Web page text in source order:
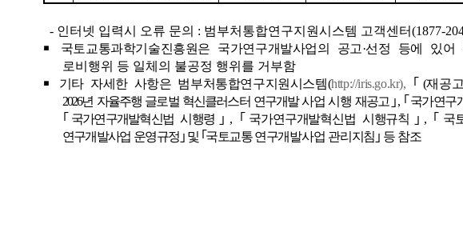
- 인터넷 입력시 오류 문의 : 범부처통합연구지원시스템 고객센터(1877-
￭ 국토교통과학기술진흥원은 국가연구개발사업의 공고·선정 등에 있어
로비행위 등 일체의 불공정 행위를 거부함
￭ 기타 자세한 사항은 범부처통합연구지원시스템(http://iris.go.kr), ｢ (재공
2026년 자율주행 글로벌 혁신클러스터 연구개발 사업 시행 재공고 ｣, ｢ 국가연구
｢ 국가연구개발혁신법 시행령 ｣ , ｢ 국가연구개발혁신법 시행규칙 ｣ , ｢ 국
연구개발사업 운영규정 ｣ 및 ｢국토교통 연구개발사업 관리지침 ｣ 등 참조